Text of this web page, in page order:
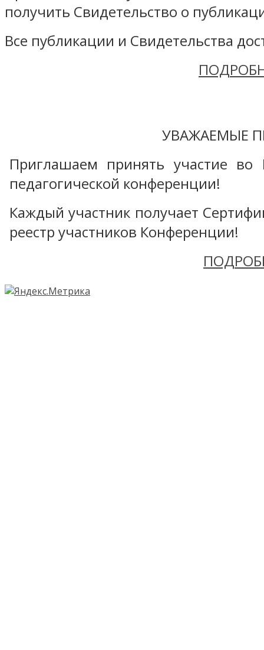
получить Свидетельство о
Все публикации и Свидетельства
УВАЖАЕМЫЕ
Приглашаем принять участие во
педагогической конференции!
Каждый участник получает
реестр участников Конференции!